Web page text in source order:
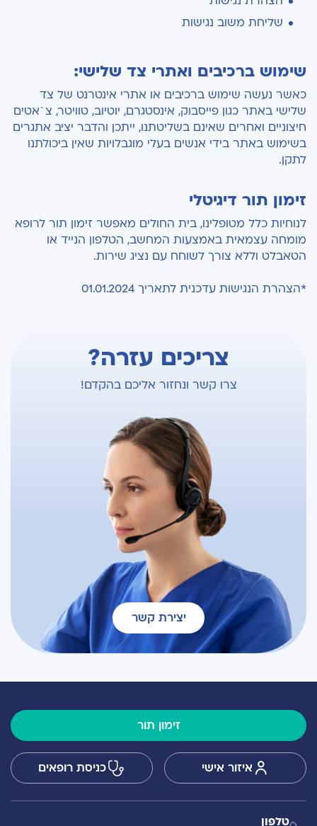
שליחת משוב נגישות
שימוש ברכיבים ואתרי צד שלישי:
כאשר נעשה שימוש ברכיבים או אתרי אינטרנט של צד
שלישי באתר כגון פייסבוק, אינסטגרם, יוטיוב, טוויטר, צ`אטים
חיצוניים ואחרים שאינם בשליטתנו, ייתכן והדבר יציב אתגרים
בשימוש באתר בידי אנשים בעלי מוגבלויות שאין ביכולתנו
לתקן.
זימון תור דיגיטלי
לנוחיות כלל מטופלינו, בית החולים מאפשר זימון תור לרופא
מומחה עצמאית באמצעות המחשב, הטלפון הנייד או
הטאבלט וללא צורך לשוחח עם נציג שירות.
*הצהרת הנגישות עדכנית לתאריך 01.01.2024
צריכים עזרה?
צרו קשר ונחזור אליכם בהקדם!
יצירת קשר
זימון תור
איזור אישי כניסת רופאים
טלפון